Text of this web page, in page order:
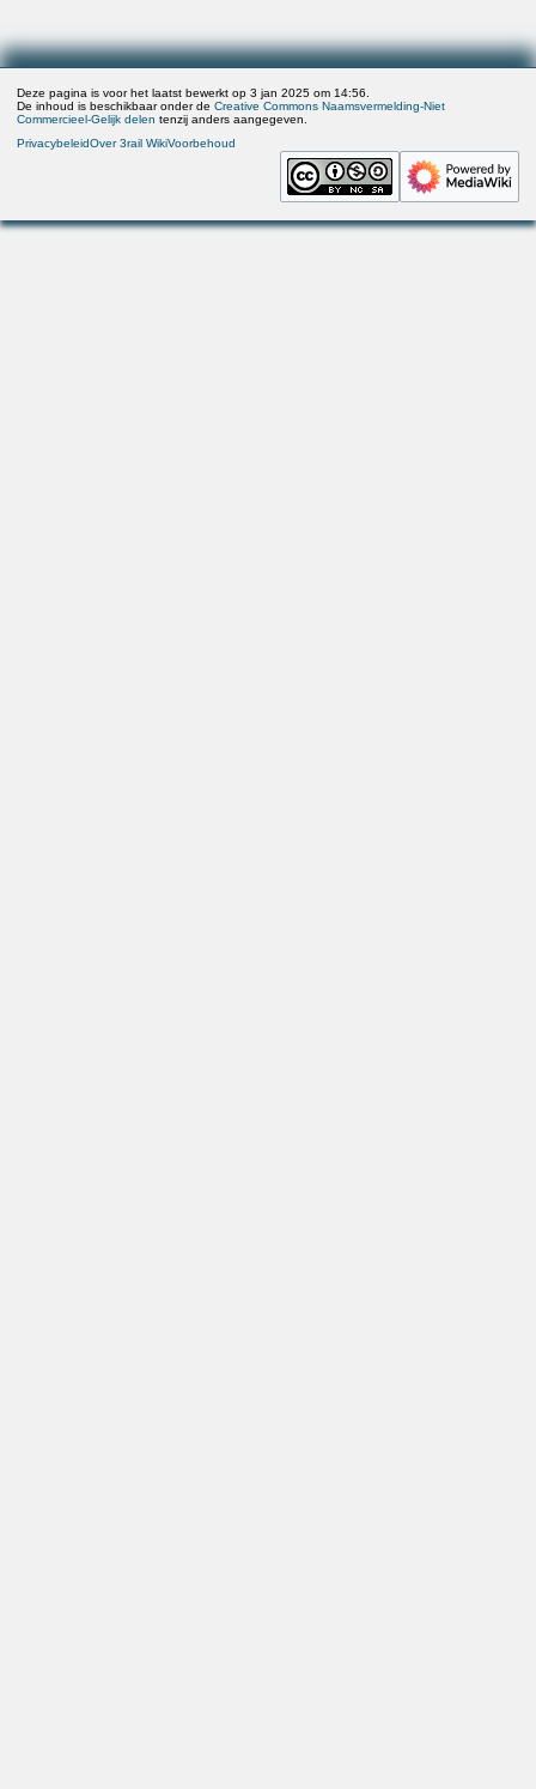
Deze pagina is voor het laatst bewerkt op 3 jan 2025 om 14:56.
De inhoud is beschikbaar onder deCreative Commons Naamsvermelding-Niet
Commercieel-Gelijk delen tenzij anders aangegeven.
PrivacybeleidOver 3rail WikiVoorbehoud